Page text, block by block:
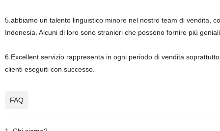
5.abbiamo un talento linguistico minore nel nostro team di vendita,
Indonesia. Alcuni di loro sono stranieri che possono fornire più
6.Excellent servizio rappresenta in ogni periodo di vendita
clienti eseguiti con successo.
FAQ